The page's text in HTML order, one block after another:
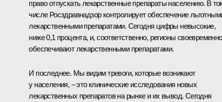
право отпускать лекарственные препараты населению. В
числе Росздравнадзор контролирует обеспечение
лекарственными препаратами. Сегодня цифры невысокие,
ниже 0,1 процента, и, соответственно, регионы своевременно
обеспечивают лекарственными препаратами.
И последнее. Мы видим тревоги, которые возникают
у населения, – это клинические исследования новых
лекарственных препаратов на рынке и их вывод. Сегодня